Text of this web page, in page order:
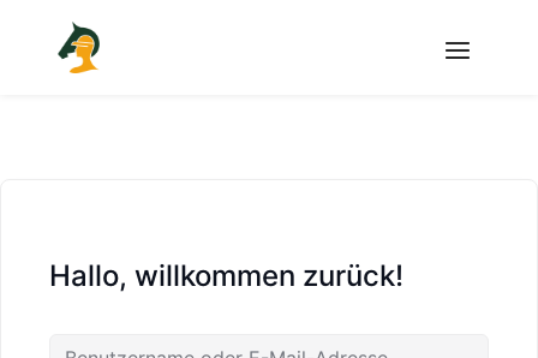
Hallo, willkommen zurück!